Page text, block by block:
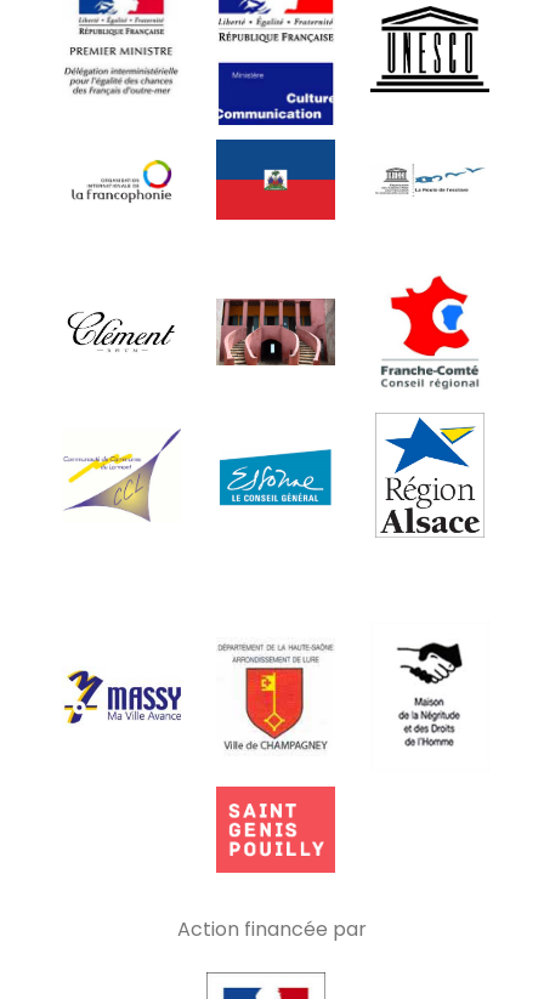
Action financée par